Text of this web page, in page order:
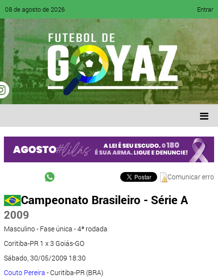
08 de agosto de 2026 Entrar
Comunicar erro
Campeonato Brasileiro - Série A
2009
Masculino - Fase única - 4ª rodada
Coritiba-PR 1 x 3 Goiás-GO
Sábado, 30/05/2009 18:30
Couto Pereira - Curitiba-PR (BRA)